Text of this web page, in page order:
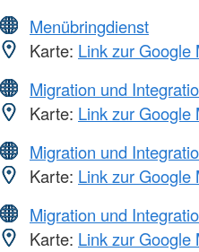
Menübringdienst
Karte: Link zur Google
Migration und
Karte: Link zur Google
Migration und
Karte: Link zur Google
Migration und
Karte: Link zur Google